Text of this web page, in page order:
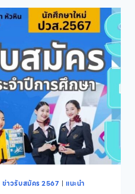
ข่าวรับสมัคร 2567 | แนะนำ